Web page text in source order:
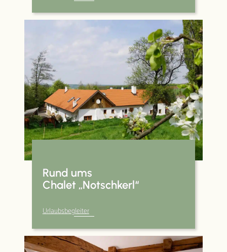
Rund ums
Chalet „Notschkerl“
Urlaubsbegleiter